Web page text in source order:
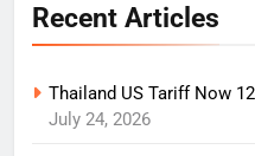
Recent Articles
Thailand US Tariff Now
July 24, 2026